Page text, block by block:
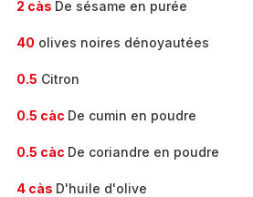
2 càs De sésame en purée
40 olives noires dénoyautées
0.5 Citron
0.5 càc De cumin en poudre
0.5 càc De coriandre en poudre
4 càs D'huile d'olive